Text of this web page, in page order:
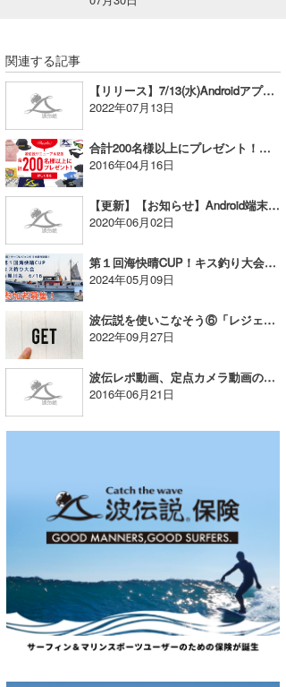
関連する記事
【リリース】7/13(水)Androidアプリ・アップデート版
2022年07月13日
合計200名様以上にプレゼント！新しいブランドカラーの波伝説ビーチタオル100名様、他
2016年04月16日
【更新】【お知らせ】Android端末・バージョン5.0.2以下をご利用のお客様へ
2020年06月02日
第１回海快晴CUP！キス釣り大会@黒川丸 【募集締め切り】
2024年05月09日
波伝説を使いこなそう⑥「レジェンドをゲットしよう！」
2022年09月27日
波伝レポ動画、定点カメラ動画の更新遅延のお知らせ
2016年06月21日
ハンマー
まっきー
三輪予報士
小川予報士
上田純子
上條将美
唐澤予報士
SancheZ
ゴン
米山予報士
wanda
banpaku
Mr.K
chappy
Romisea